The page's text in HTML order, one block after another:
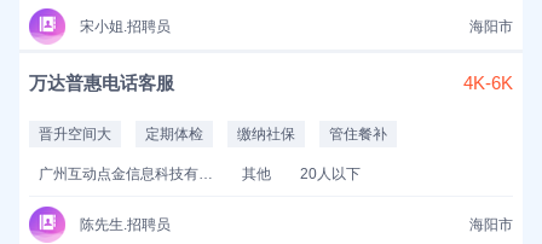
宋小姐.招聘员 海阳市
万达普惠电话客服 4K-6K
晋升空间大 定期体检 缴纳社保 管住餐补
广州互动点金信息科技有限公司 其他 20人以下
陈先生.招聘员 海阳市